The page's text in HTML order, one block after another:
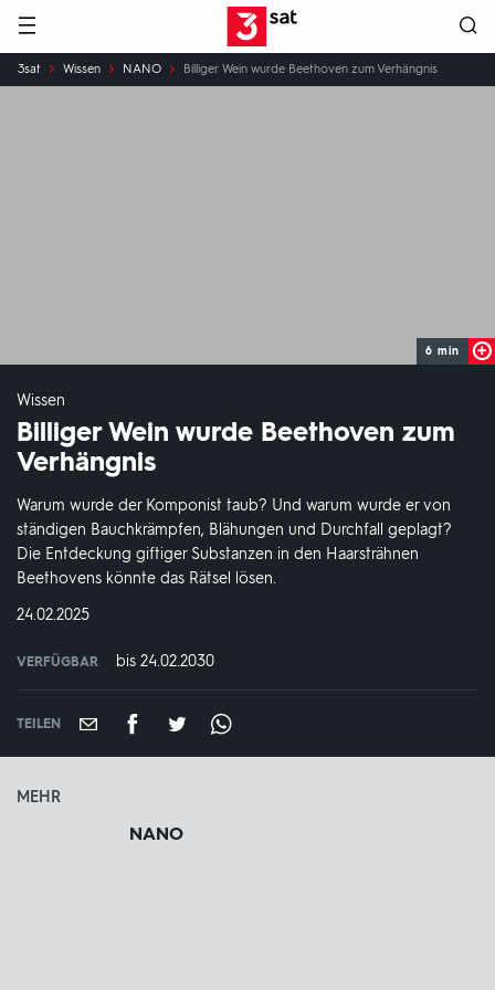
Hauptnavigation 3SAT
Sie
sind
3sat Wissen NANO Billiger Wein wurde Beethoven zum Verhängnis
6 min
Wissen
Billiger Wein wurde Beethoven zum
Verhängnis
Warum wurde der Komponist taub? Und warum wurde er von
ständigen Bauchkrämpfen, Blähungen und Durchfall geplagt?
Die Entdeckung giftiger Substanzen in den Haarsträhnen
Beethovens könnte das Rätsel lösen.
DATUM:
24.02.2025
VERFÜGBAR bis 24.02.2030
TEILEN
MEHR
NANO